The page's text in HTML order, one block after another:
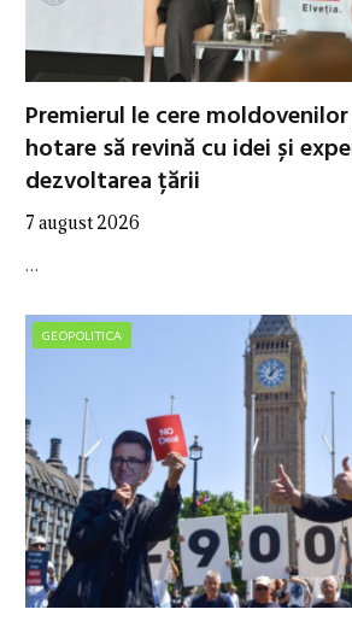
Premierul le cere
hotare să revină cu idei și
dezvoltarea țării
7 august 2026
…
GEOPOLITICA